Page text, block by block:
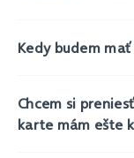
Kedy budem
Chcem si
karte mám ešte